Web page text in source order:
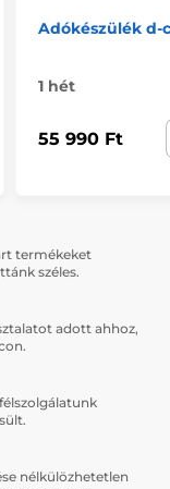
Adókészülék d-
1 hét
55 990 Ft
termékeket
széles.
adott ahhoz,
nélkülözhetetlen